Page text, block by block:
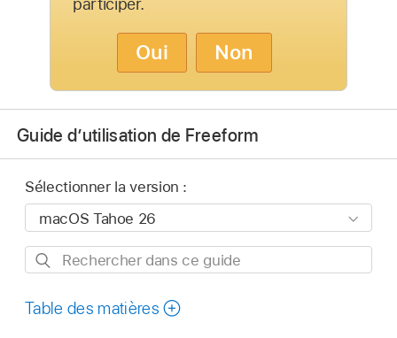
participer.
Oui Non
Guide d’utilisation de Freeform
Sélectionner la version :
Rechercher
ce
Table des matières